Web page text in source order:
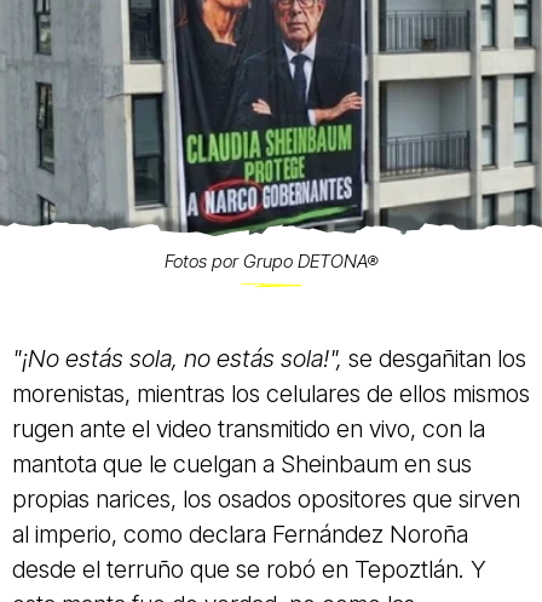
Fotos por Grupo DETONA®
"¡No estás sola, no estás sola!", se desgañitan los
morenistas, mientras los celulares de ellos mismos
rugen ante el video transmitido en vivo, con la
mantota que le cuelgan a Sheinbaum en sus
propias narices, los osados opositores que sirven
al imperio, como declara Fernández Noroña
desde el terruño que se robó en Tepoztlán. Y